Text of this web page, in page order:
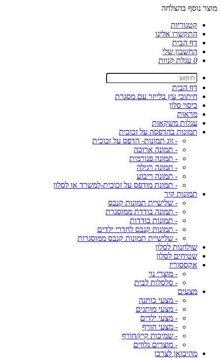
מוצר נוסף בהצלחה
קטגוריות
התקשרו אלינו
דף הבית
החשבון שלי
0 עגלת קניות
דף הבית
חיתוכי עץ בלייזר עם מסגרת
כיסוי סלון
מראות
עגלות משקאות
תמונות בהדפסה על זכוכית
- זוג תמונות- הדפס על זכוכית
- תמונה ארוכה
- תמונה פנורמית
- תמונה רגילה
- תמונה ריבוע
- תמונת מודפס על זכוכית-למשרד או לסלון
תמונות קיר
- שלישיית תמונות קנבס
- תמונה בודדת ממוסגרת
- תמונות בודדות
- תמונות קנבס לחדרי ילדים
- שלישיית תמונות קנבס ממוסגרות
שולחנות לסלון
שטיחים לסלון
אקססוריז
- מוצרי נוי
- סלסלות לבית
מצעים
- מצעי כותנה
- מצעי מותגים
- מצעי ילדים
- מצעי חורף
- שמיכות קיץ/חורף
- מוצרים נלווים
מהיבואן לצרכן